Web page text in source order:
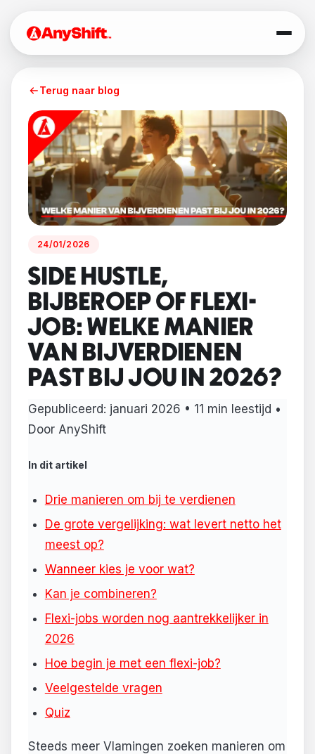
Terug naar blog
24/01/2026
SIDE HUSTLE,
BIJBEROEP OF FLEXI-
JOB: WELKE MANIER
VAN BIJVERDIENEN
PAST BIJ JOU IN 2026?
Gepubliceerd: januari 2026 • 11 min leestijd •
Door AnyShift
In dit artikel
Drie manieren om bij te verdienen
De grote vergelijking: wat levert netto het
meest op?
Wanneer kies je voor wat?
Kan je combineren?
Flexi-jobs worden nog aantrekkelijker in
2026
Hoe begin je met een flexi-job?
Veelgestelde vragen
Quiz
Steeds meer Vlamingen zoeken manieren om